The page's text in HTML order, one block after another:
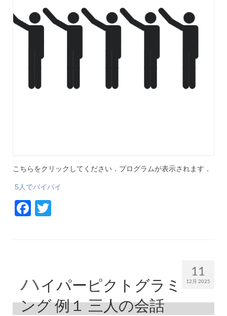
こちらをクリックしてください．プログラムが表示されます．
5人でバイバイ
Facebook
11
12月 2025
ハイパーピクトグラミ
ング 例１ 三人の会話